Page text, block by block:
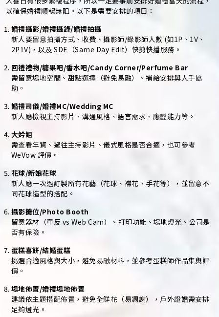
以確保婚禮順暢無阻。以下是需要安排的項目：
婚禮攝影/婚禮攝錄/婚禮拍攝
新人要留意拍攝方式、收費、攝影師/錄影師人數 (如1P、1V、
2P1V)，以及 SDE（Same Day Edit）快剪快播服務。
回禮禮物/糖果吧/香水吧/Candy Corner/Perfume Bar
需留意場地空間、甜點選擇（避免易融）、補給安排與人手協
助。
婚禮司儀/婚禮MC/Wedding MC
新人應檢視主持影片、溝通風格、語言需求、應變能力等。
大妗姐
需查看年資、過往主持影片、儀式風格是否合適，也可參考
WeVow 評價。
花球/新娘花球
新人應一次過訂製所有花藝（花球、襟花、手花等），並留意不
同花球造型的搭配。
攝影攤位/Photo Booth
留意器材（單反 vs Web Cam）、打印功能、場地燈光、公司是
否有保險。
蛋糕喜餅/結婚蛋糕
挑選合適風格與大小，避免易融材料，並參考蛋糕師作品集與評
價。
場地佈置/婚禮場地佈置
建議依主題搭配佈置，避免全鮮花（易凋謝），戶外證婚需安排
足夠燈光。